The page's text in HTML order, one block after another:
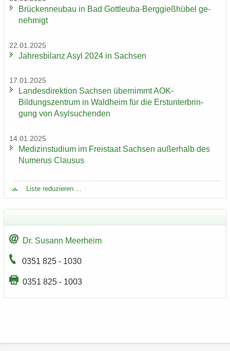
Brü­cken­neu­bau in Bad Gottleuba-​Berggießhübel ge­
neh­migt
22.01.2025
Jah­res­bi­lanz Asyl 2024 in Sach­sen
17.01.2025
Lan­des­di­rek­ti­on Sach­sen über­nimmt AOK-​
Bildungszentrum in Wald­heim für die Erst­un­ter­brin­
gung von Asyl­su­chen­den
14.01.2025
Me­di­zin­stu­di­um im Frei­staat Sach­sen au­ßer­halb des
Nu­me­rus Clau­sus
Liste re­du­zie­ren ...
Dr. Su­sann Meer­heim
0351 825 - 1030
0351 825 - 1003